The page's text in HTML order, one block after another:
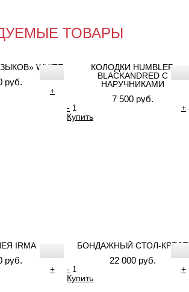
ТОВАРЫ
WHITE
руб.
+
КОЛОДКИ HUMBLER
BLACKANDRED С
НАРУЧНИКАМИ
7 500 руб.
-
+
Купить
IRMA
руб.
+
БОНДАЖНЫЙ СТОЛ-КРЕСТ
22 000 руб.
-
+
Купить